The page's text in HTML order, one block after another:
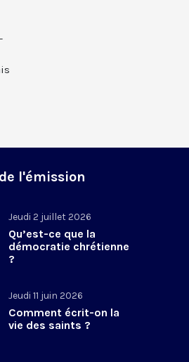
l'émission
Jeudi 2 juillet 2026
Qu’est-ce que la
démocratie chrétienne
?
Jeudi 11 juin 2026
Comment écrit-on la
vie des saints ?